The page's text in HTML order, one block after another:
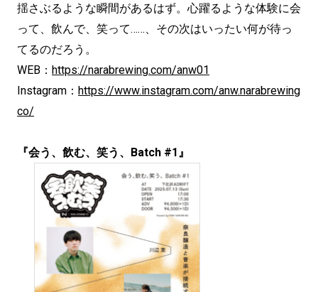
揺さぶるような瞬間があるはず。心躍るような体験に会
って、飲んで、笑って……、その次はいったい何が待っ
てるのだろう。
WEB： https://narabrewing.com/anw01
Instagram： https://www.instagram.com/anw.narabrewing
co/
『会う、飲む、笑う、Batch #1』